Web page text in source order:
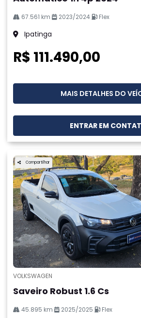
67.561 km 2023/2024 Flex
Ipatinga
R$ 111.490,00
MAIS DETALHES DO
ENTRAR EM
Compartilhar
VOLKSWAGEN
Saveiro Robust 1.6 Cs
45.895 km 2025/2025 Flex